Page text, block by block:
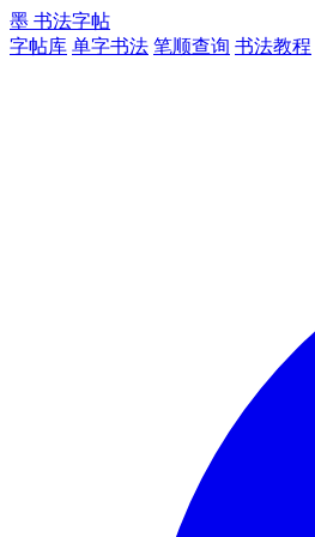
墨 书法字帖
字帖库 单字书法 笔顺查询 书法教程